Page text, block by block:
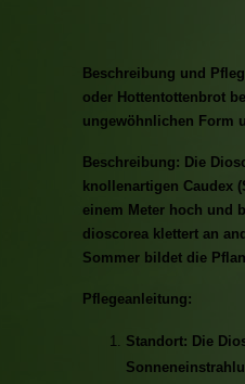
Beschreibung und
oder Hottentottenbrot
ungewöhnlichen Form
Beschreibung: Die
knollenartigen Caudex
einem Meter hoch und
dioscorea klettert an
Sommer bildet die
Pflegeanleitung:
Standort: Die